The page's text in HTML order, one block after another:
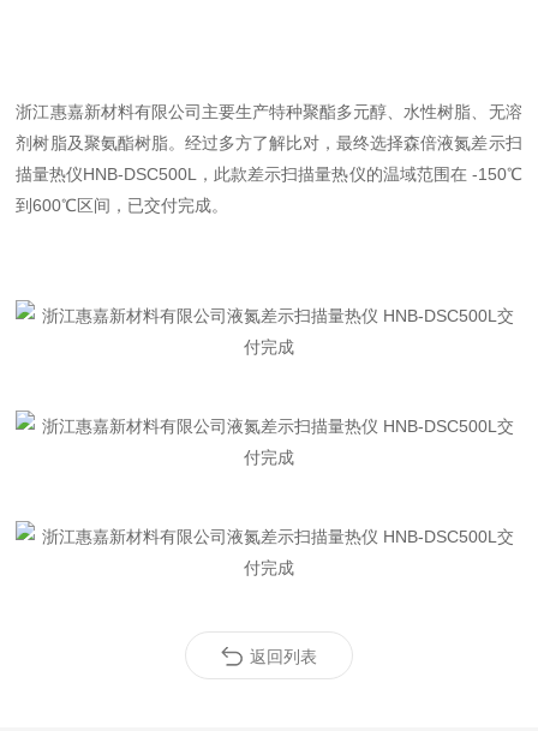
浙江惠嘉新材料有限公司主要生产特种聚酯多元醇、水性树脂、无溶
剂树脂及聚氨酯树脂。经过多方了解比对，最终选择森倍液氮差示扫
描量热仪HNB-DSC500L，此款差示扫描量热仪的温域范围在 -150℃
到600℃区间，已交付完成。
返回列表